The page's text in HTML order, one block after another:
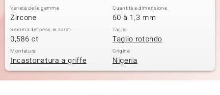
Varietà delle gemme
Zircone
Quantità e dimensione
60 à 1,3 mm
Somma del peso in carati
0,586 ct
Taglio
Taglio rotondo
Montatura
Incastonatura a griffe
Origine
Nigeria